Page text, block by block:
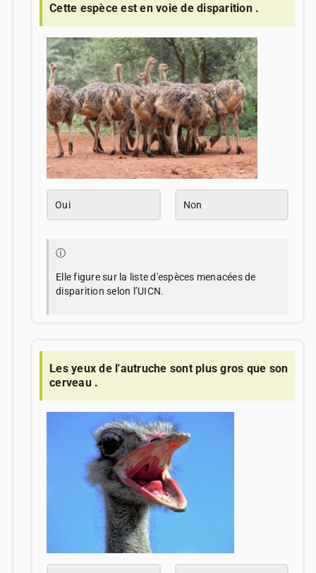
Cette espèce est en voie de disparition .
Oui Non
ⓘ
Elle figure sur la liste d'espèces menacées de
disparition selon l’UICN.
Les yeux de l'autruche sont plus gros que son
cerveau .